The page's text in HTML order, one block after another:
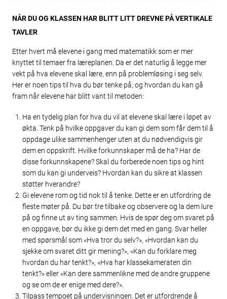
NÅR DU OG KLASSEN HAR BLITT LITT DREVNE PÅ VERTIKALE
TAVLER
Etter hvert må elevene i gang med matematikk som er mer
knyttet til temaer fra læreplanen. Da er det naturlig å legge mer
vekt på hva elevene skal lære, enn på problemløsing i seg selv.
Her er noen tips til hva du bør tenke på, og hvordan du kan gå
fram når elevene har blitt vant til metoden:
Ha en tydelig plan for hva du vil at elevene skal lære i løpet av
økta. Tenk på hvilke oppgaver du kan gi dem som får dem til å
oppdage ulike sammenhenger uten at du nødvendigvis gir
dem en oppskrift. Hvilke forkunnskaper må de ha? Har de
disse forkunnskapene? Skal du forberede noen tips og hint
som du kan gi underveis? Hvordan kan du sikre at klassen
støtter hverandre?
Gi elevene rom og tid nok til å tenke. Dette er en utfordring de
fleste møter på. Du bør tre tilbake og observere og la dem lure
på og finne ut av ting sammen. Hvis de spør deg om svaret på
en oppgave, bør du ikke gi dem det med en gang. Svar heller
med spørsmål som «Hva tror du selv?», «Hvordan kan du
sjekke om svaret ditt gir mening?», «Kan du forklare meg
hvordan du har tenkt?», «Hva har klassekameraten din
tenkt?» eller «Kan dere sammenlikne med de andre gruppene
og se om de er enige med dere?».
Tilpass tempoet på undervisningen. Det er utfordrende å